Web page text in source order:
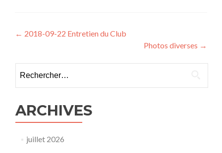
Navigation
l’article
← 2018-09-22 Entretien du Club
Photos diverses →
ARCHIVES
juillet 2026